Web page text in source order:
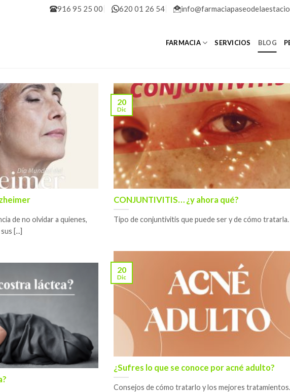
916 95 25 00 620 01 26 54
FARMACIA SERVICIOS BLOG
de no olvidar a quienes,
[...]
CONJUNTIVITIS… ¿y ahora qué?
Tipo de conjuntivitis que puede ser y de cómo tratarla.
20
Dic
¿Sufres lo que se conoce por acné adulto?
Consejos de cómo tratarlo y los mejores tratamientos.
20
Dic